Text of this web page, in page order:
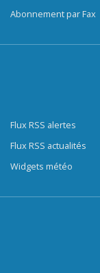
Abonnement par Fax
Flux RSS alertes
Flux RSS actualités
Widgets météo